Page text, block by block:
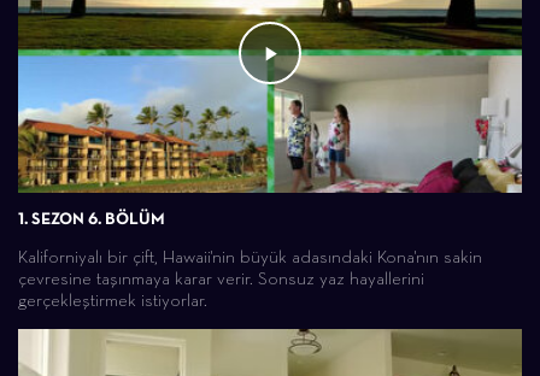
1. SEZON 6. BÖLÜM
Kaliforniyalı bir çift, Hawaii'nin büyük adasındaki Kona'nın sakin
çevresine taşınmaya karar verir. Sonsuz yaz hayallerini
gerçekleştirmek istiyorlar.